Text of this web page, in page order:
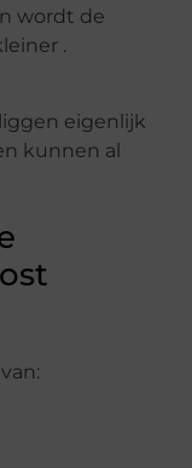
wordt de
.
eigenlijk
kunnen al